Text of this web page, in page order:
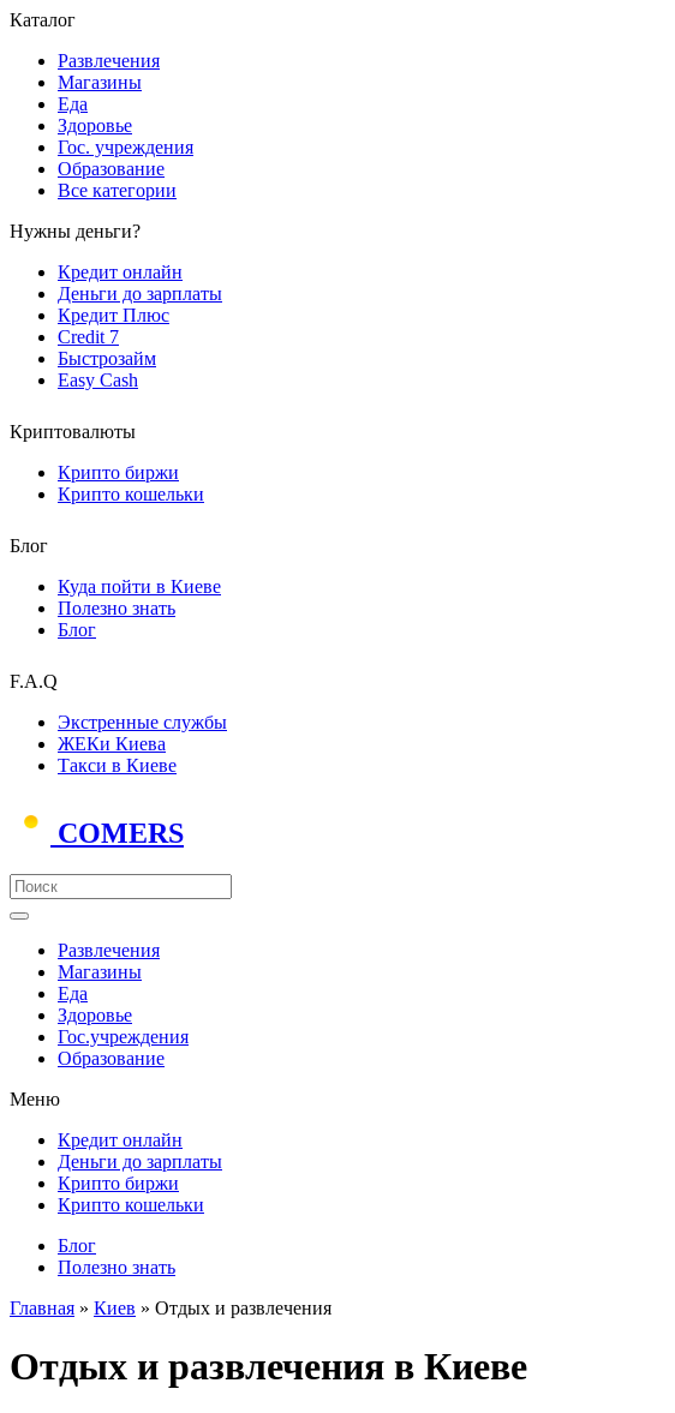
Каталог
Развлечения
Магазины
Еда
Здоровье
Гос. учреждения
Образование
Все категории
Нужны деньги?
Кредит онлайн
Деньги до зарплаты
Кредит Плюс
Credit 7
Быстрозайм
Easy Cash
Криптовалюты
Крипто биржи
Крипто кошельки
Блог
Куда пойти в Киеве
Полезно знать
Блог
F.A.Q
Экстренные службы
ЖЕКи Киева
Такси в Киеве
COMERS
Развлечения
Магазины
Еда
Здоровье
Гос.учреждения
Образование
Меню
Кредит онлайн
Деньги до зарплаты
Крипто биржи
Крипто кошельки
Блог
Полезно знать
Главная » Киев » Отдых и развлечения
Отдых и развлечения в Киеве